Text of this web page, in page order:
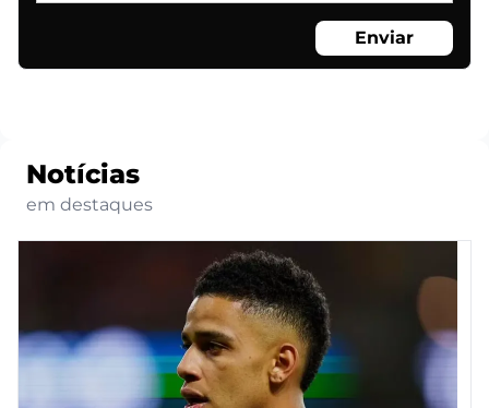
Enviar
Notícias
em destaques